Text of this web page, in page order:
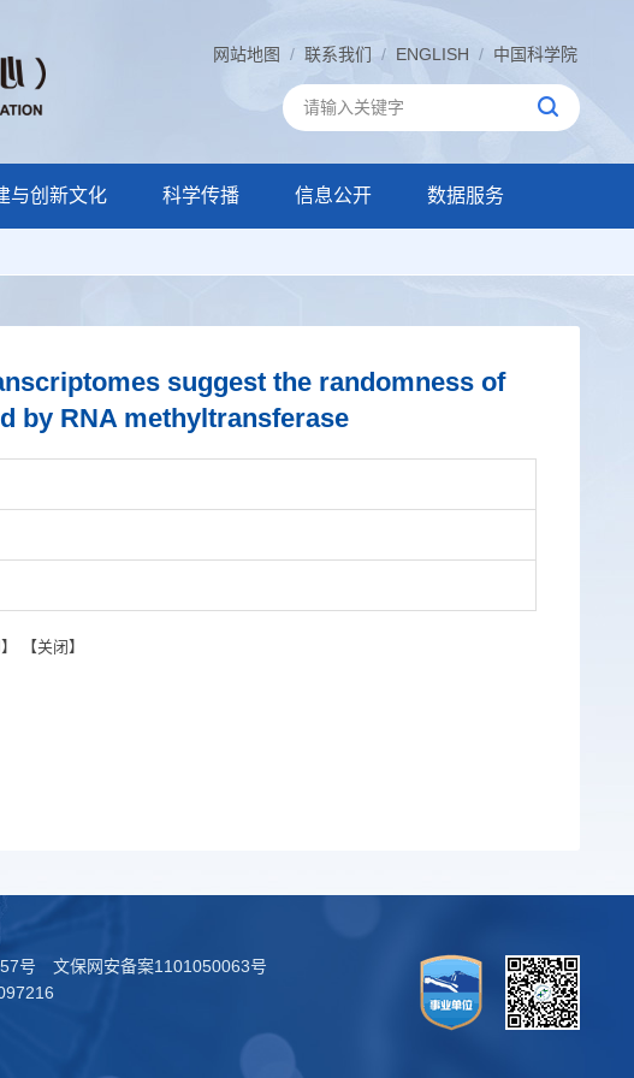
网站地图 / 联系我们 / ENGLISH / 中国科学院
与创新文化 科学传播 信息公开 数据服务
suggest the randomness of
by RNA methyltransferase
】 【关闭 】
号
文保网安备案1101050063号